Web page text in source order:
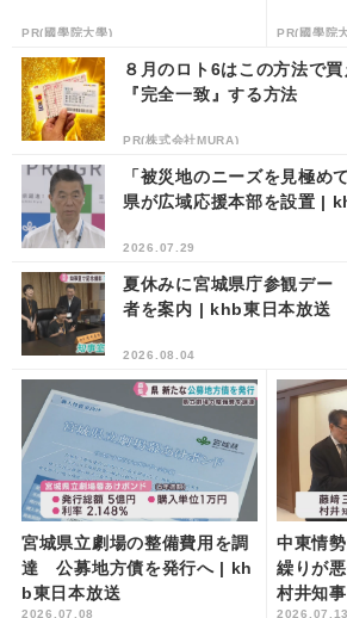
PR(國學院大學) PR(國學院
８月のロト6はこの方法で
『完全一致』する方法
PR(株式会社MURA)
「被災地のニーズを見極め
県が広域応援本部を設置 |
2026.07.29
夏休みに宮城県庁参観デー
者を案内 | khb東日本放送
2026.08.04
宮城県立劇場の整備費用を調
達 公募地方債を発行へ | kh
b東日本放送
2026.07.08
中東情
繰りが
村井知
2026.07.13